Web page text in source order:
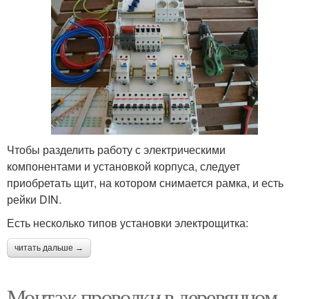
Чтобы разделить работу с электрическими
компонентами и установкой корпуса, следует
приобретать щит, на котором снимается рамка, и есть
рейки DIN.
Есть несколько типов установки электрощитка:
читать дальше →